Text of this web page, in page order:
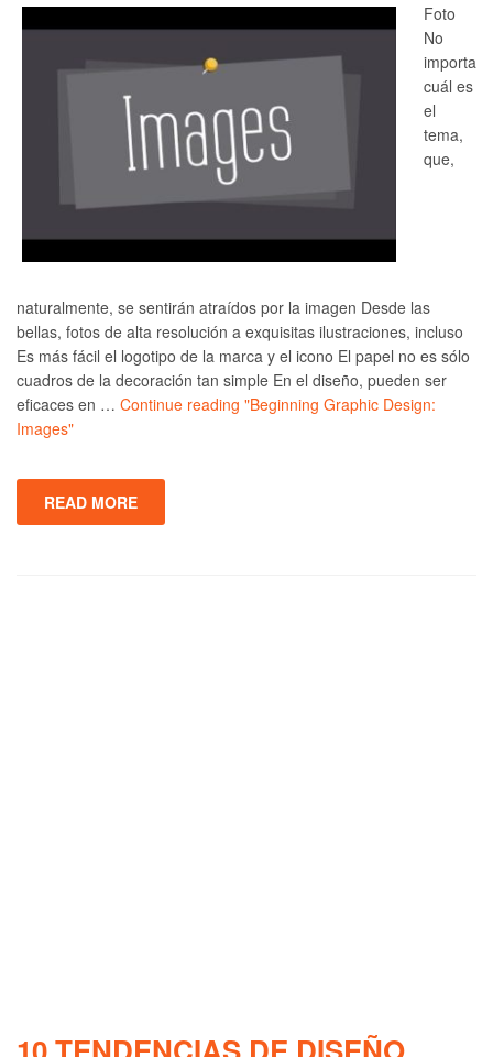
Foto
No
importa
cuál es
el
tema,
que,
naturalmente, se sentirán atraídos por la imagen Desde las
bellas, fotos de alta resolución a exquisitas ilustraciones, incluso
Es más fácil el logotipo de la marca y el icono El papel no es sólo
cuadros de la decoración tan simple En el diseño, pueden ser
eficaces en … Continue reading "Beginning Graphic Design:
Images"
READ MORE